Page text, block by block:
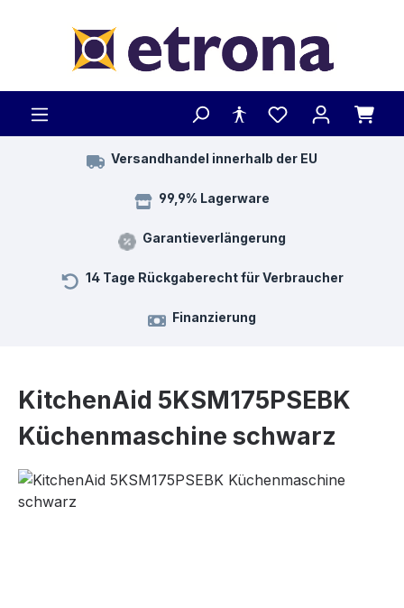
Versandhandel innerhalb der EU
99,9% Lagerware
Garantieverlängerung
14 Tage Rückgaberecht für Verbraucher
Finanzierung
KitchenAid 5KSM175PSEBK
Küchenmaschine schwarz
Bildergalerie überspringen